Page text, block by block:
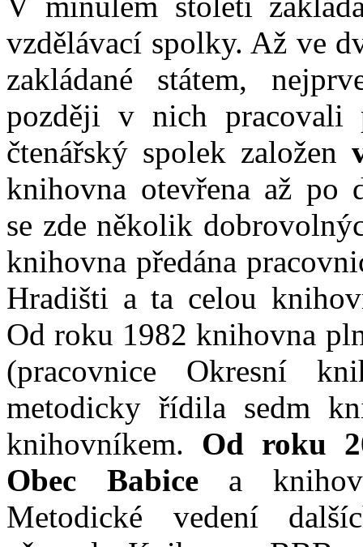
vzdělávací spolky. Až ve
zakládané státem,
později v nich pracovali
čtenářský spolek založen
knihovna otevřena až po
se zde několik
knihovna předána
Hradišti a ta celou
Od roku 1982 knihovna
(pracovnice Okresní
metodicky řídila sedm
knihovníkem. Od roku
Obec Babicea
Metodické vedení